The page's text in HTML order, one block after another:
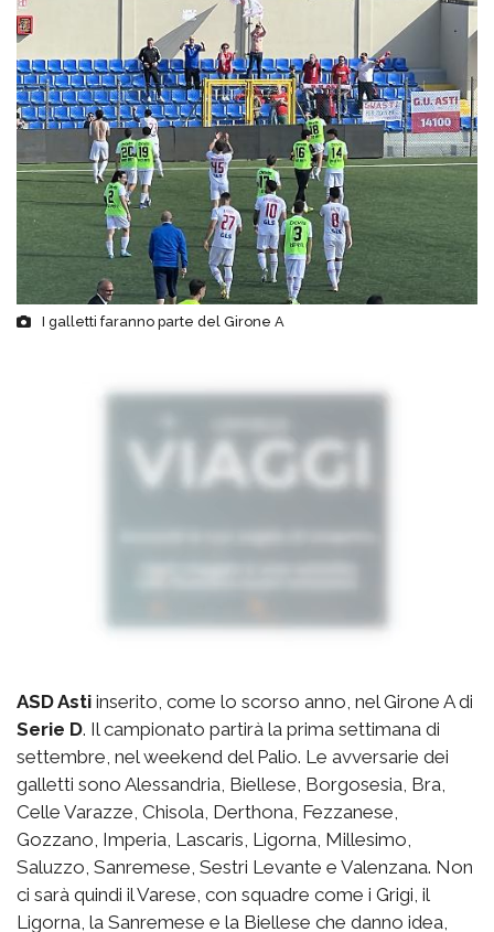
I galletti faranno parte del Girone A
ASD Asti inserito, come lo scorso anno, nel Girone A di
Serie D. Il campionato partirà la prima settimana di
settembre, nel weekend del Palio. Le avversarie dei
galletti sono Alessandria, Biellese, Borgosesia, Bra,
Celle Varazze, Chisola, Derthona, Fezzanese,
Gozzano, Imperia, Lascaris, Ligorna, Millesimo,
Saluzzo, Sanremese, Sestri Levante e Valenzana. Non
ci sarà quindi il Varese, con squadre come i Grigi, il
Ligorna, la Sanremese e la Biellese che danno idea,